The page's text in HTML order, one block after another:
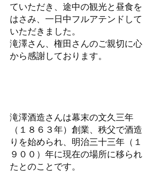
ていただき、途中の観光と昼食を
はさみ、一日中フルアテンドして
いただきました。
滝澤さん、権田さんのご親切に心
から感謝しております。
滝澤酒造さんは幕末の文久三年
（１８６３年）創業、秩父で酒造
りを始められ、明治三十三年（１
９００）年に現在の場所に移られ
たとのことです。